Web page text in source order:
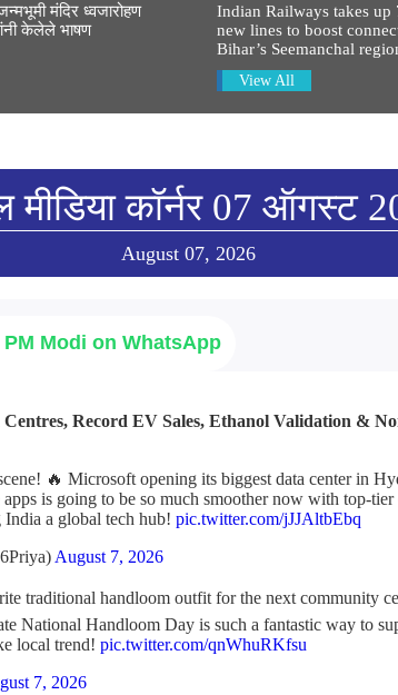
मंदिर ध्वजारोहण
केलेले भाषण
Indian Railways takes up
new lines to boost
Bihar’s Seemanchal
View All
मीडिया कॉर्नर 07 ऑगस्ट
August 07, 2026
Modi on WhatsApp
Record EV Sales, Ethanol Validation &
🔥 Microsoft opening its biggest data center in
is going to be so much smoother now with top-
a global tech hub! pic.twitter.com/jJJAltbEbq
August 7, 2026
traditional handloom outfit for the next community
National Handloom Day is such a fantastic way to
local trend! pic.twitter.com/qnWhuRKfsu
7, 2026